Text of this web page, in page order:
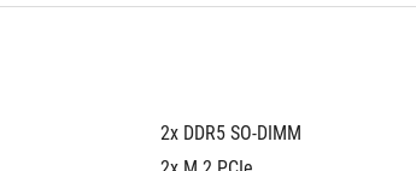
2x DDR5 SO-DIMM